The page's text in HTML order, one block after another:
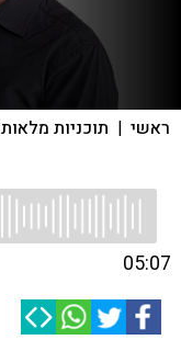
ראשי | תוכניות מלאות
05:07